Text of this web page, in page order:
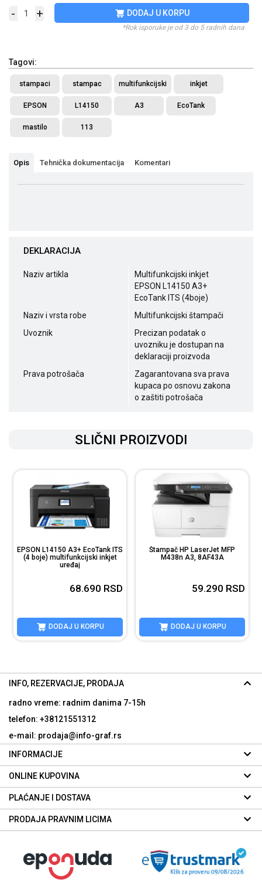
- + DODAJ U KORPU
*Rok isporuke je od 3 do 5 radnih dana
Tagovi:
stampaci stampac multifunkcijski inkjet
EPSON L14150 A3 EcoTank
mastilo 113
Opis Tehnička dokumentacija Komentari
DEKLARACIJA
Naziv artikla
Multifunkcijski inkjet
EPSON L14150 A3+
EcoTank ITS (4boje)
Naziv i vrsta robe
Multifunkcijski štampači
Uvoznik
Precizan podatak o
uvozniku je dostupan na
deklaraciji proizvoda
Prava potrošača
Zagarantovana sva prava
kupaca po osnovu zakona
o zaštiti potrošača
SLIČNI PROIZVODI
EPSON L14150 A3+ EcoTank ITS
(4 boje) multifunkcijski inkjet
uređaj
68.690 RSD
DODAJ U KORPU
Štampač HP LaserJet MFP
M438n A3, 8AF43A
59.290 RSD
DODAJ U KORPU
INFO, REZERVACIJE, PRODAJA
radno vreme: radnim danima 7-15h
telefon: +38121551312
e-mail: prodaja@info-graf.rs
INFORMACIJE
ONLINE KUPOVINA
PLAĆANJE I DOSTAVA
PRODAJA PRAVNIM LICIMA